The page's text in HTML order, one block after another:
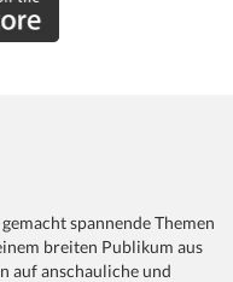
spannende Themen
breiten Publikum aus
auf anschauliche und